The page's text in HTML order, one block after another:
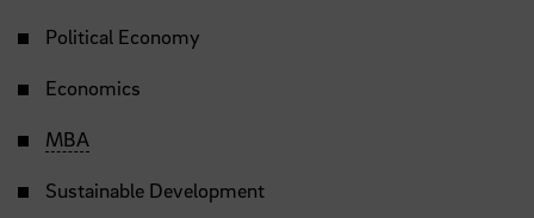
Political Economy
Economics
MBA
Sustainable Development